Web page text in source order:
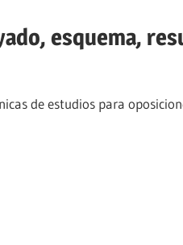
esquema,
de estudios para